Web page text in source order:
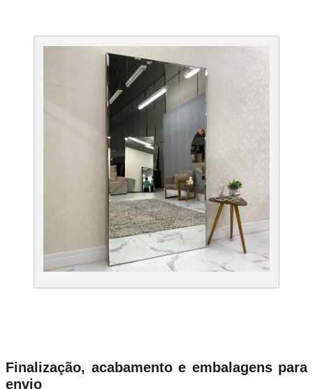
Finalização, acabamento e embalagens para
envio